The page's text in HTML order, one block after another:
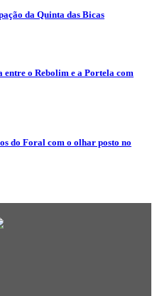
da Quinta das Bicas
o Rebolim e a Portela com
do Foral com o olhar posto no